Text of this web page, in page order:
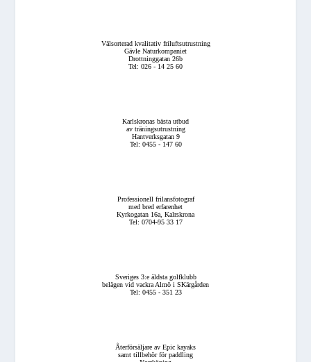
Välsorterad kvalitativ friluftsutrustning
Gävle Naturkompaniet
Drottninggatan 26b
Tel: 026 - 14 25 60
Karlskronas bästa utbud
av träningsutrustning
Hantverksgatan 9
Tel: 0455 - 147 60
Professionell frilansfotograf
med bred erfarenhet
Kyrkogatan 16a, Kalrskrona
Tel: 0704-95 33 17
Sveriges 3:e äldsta golfklubb
belägen vid vackra Almö i SKärgården
Tel: 0455 - 351 23
Återförsäljare av Epic kayaks
samt tillbehör för paddling